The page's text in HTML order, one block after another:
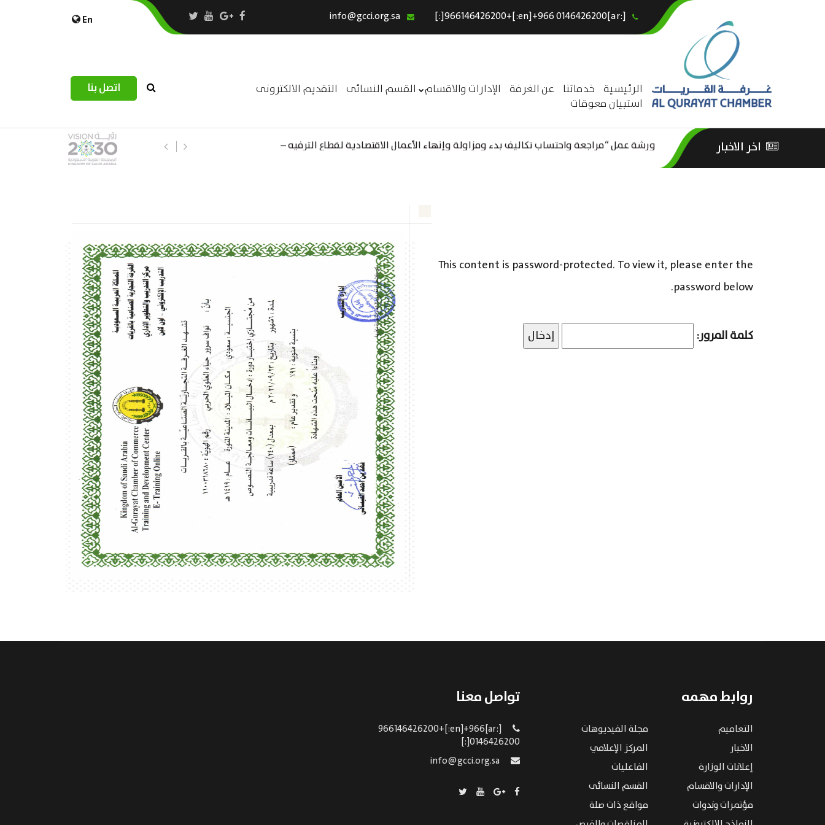
[:ar]966146426200+[:en]+966 0146426200[:]
En
الرئيسية خدماتنا عن الغرفة الإدارات والاقسام القسم النسائى التقديم الالكترونى
استبيان معوقات
اتصل بنا
الرئيسية
عن الغرفة
القسم النسائى
التقديم الالكترونى
اخر الاخبار
ورشة عمل “مراجعة واحتساب تكاليف بدء ومزاولة وإنهاء الأعمال الاقتصادية لقطاع الترفيه –
ورشة عمل : العمـــــل الحـــــر استبيان مرصد التحديات اللوجستية
This content is password-protected. To view it, please enter the
password below.
كلمة المرور:
روابط مهمه
التعاميم
مجلة الفيديوهات
الاخبار
المركز الإعلامي
إعلانات الوزارة
الفاعليات
الإدارات والاقسام
القسم النسائى
مؤتمرات وندوات
مواقع ذات صلة
تواصل معنا
[:ar]966146426200+[:en]+966
0146426200[:]